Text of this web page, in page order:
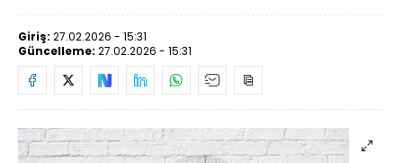
Giriş: 27.02.2026 - 15:31
Güncelleme: 27.02.2026 - 15:31